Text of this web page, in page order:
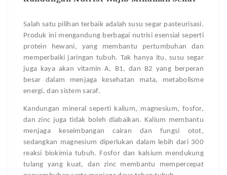
Salah satu pilihan terbaik adalah susu segar pasteurisasi.
Produk ini mengandung berbagai nutrisi esensial seperti
protein hewani, yang membantu pertumbuhan dan
memperbaiki jaringan tubuh. Tak hanya itu, susu segar
juga kaya akan vitamin A, B1, dan B2 yang berperan
besar dalam menjaga kesehatan mata, metabolisme
energi, dan sistem saraf.
Kandungan mineral seperti kalium, magnesium, fosfor,
dan zinc juga tidak boleh diabaikan. Kalium membantu
menjaga keseimbangan cairan dan fungsi otot,
sedangkan magnesium diperlukan dalam lebih dari 300
reaksi biokimia tubuh. Fosfor dan kalsium mendukung
tulang yang kuat, dan zinc membantu mempercepat